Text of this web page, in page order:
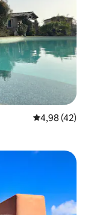
Vidutinis
4,98 (42)